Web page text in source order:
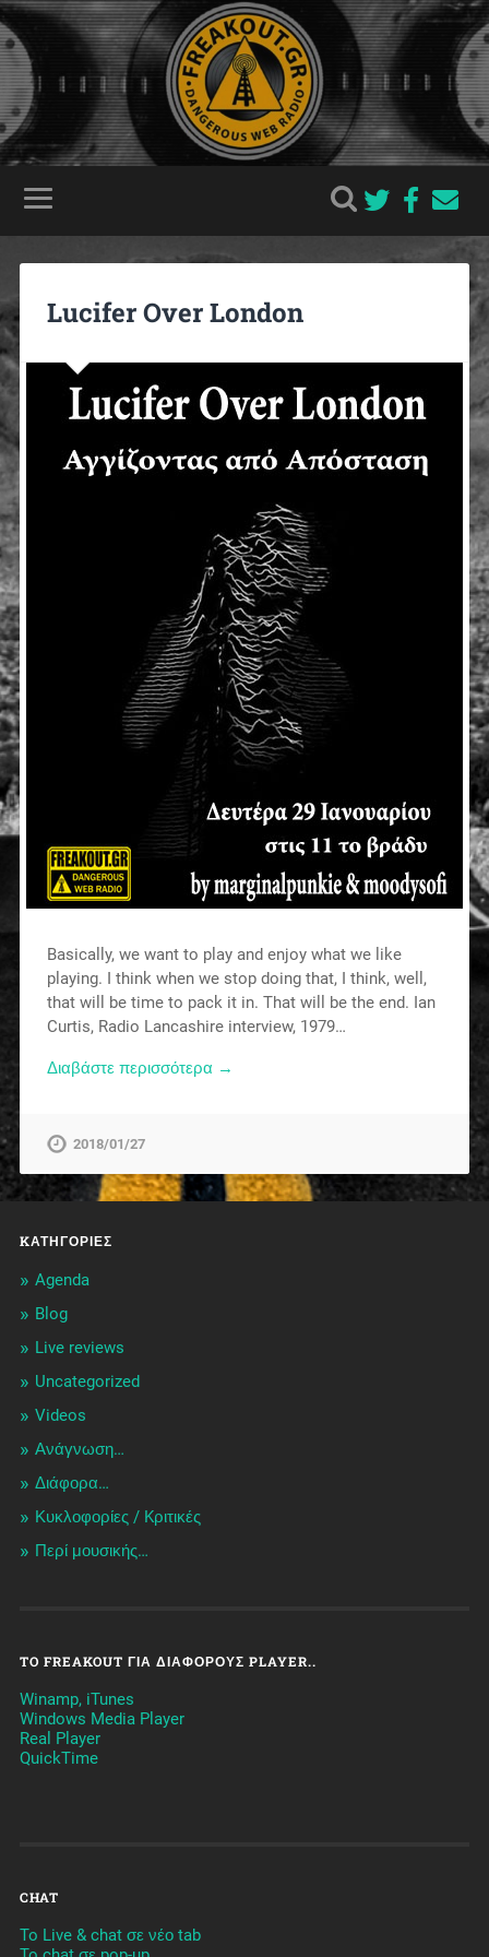
Lucifer Over London
Basically, we want to play and enjoy what we like
playing. I think when we stop doing that, I think, well,
that will be time to pack it in. That will be the end. Ian
Curtis, Radio Lancashire interview, 1979…
Διαβάστε περισσότερα →
2018/01/27
KΑΤΗΓΟΡΊΕΣ
Agenda
Blog
Live reviews
Uncategorized
Videos
Ανάγνωση…
Διάφορα…
Κυκλοφορίες / Kριτικές
Περί μουσικής…
TO FREAKOUT ΓΙΑ ΔΙΆΦΟΡΟΥΣ PLAYER..
Winamp, iTunes
Windows Media Player
Real Player
QuickTime
CHAT
To Live & chat σε νέο tab